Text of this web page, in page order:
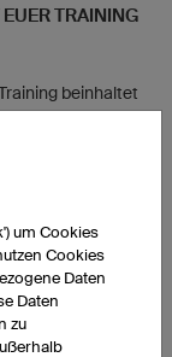
TRAINING
beinhaltet
Spielen am
geht’s wieder
um Cookies
Cookies
Daten
Daten
zu